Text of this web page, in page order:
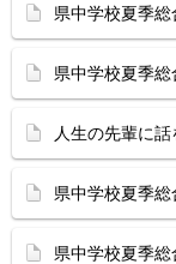
県中学校夏季
県中学校夏季
人生の先輩に話
県中学校夏季
県中学校夏季